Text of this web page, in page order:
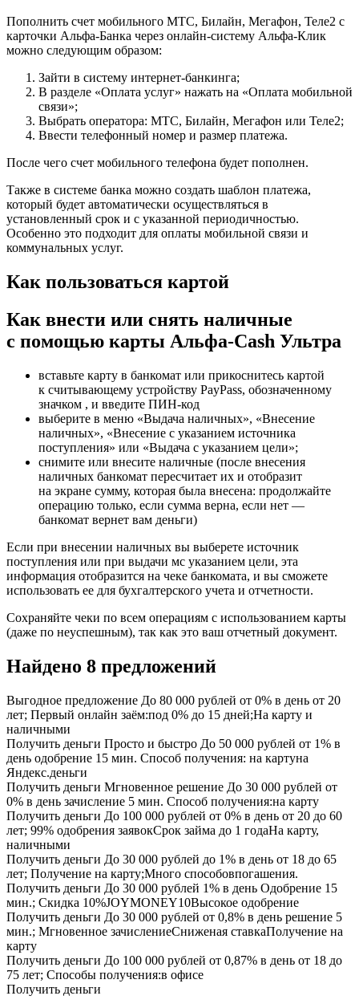
Пополнить счет мобильного МТС, Билайн, Мегафон, Теле2 с
карточки Альфа-Банка через онлайн-систему Альфа-Клик
можно следующим образом:
Зайти в систему интернет-банкинга;
В разделе «Оплата услуг» нажать на «Оплата мобильной
связи»;
Выбрать оператора: МТС, Билайн, Мегафон или Теле2;
Ввести телефонный номер и размер платежа.
После чего счет мобильного телефона будет пополнен.
Также в системе банка можно создать шаблон платежа,
который будет автоматически осуществляться в
установленный срок и с указанной периодичностью.
Особенно это подходит для оплаты мобильной связи и
коммунальных услуг.
Как пользоваться картой
Как внести или снять наличные
с помощью карты Альфа-Cash Ультра
вставьте карту в банкомат или прикоснитесь картой
к считывающему устройству PayPass, обозначенному
значком , и введите ПИН-код
выберите в меню «Выдача наличных», «Внесение
наличных», «Внесение с указанием источника
поступления» или «Выдача с указанием цели»;
снимите или внесите наличные (после внесения
наличных банкомат пересчитает их и отобразит
на экране сумму, которая была внесена: продолжайте
операцию только, если сумма верна, если нет —
банкомат вернет вам деньги)
Если при внесении наличных вы выберете источник
поступления или при выдачи мс указанием цели, эта
информация отобразится на чеке банкомата, и вы сможете
использовать ее для бухгалтерского учета и отчетности.
Сохраняйте чеки по всем операциям с использованием карты
(даже по неуспешным), так как это ваш отчетный документ.
Найдено 8 предложений
Выгодное предложение До 80 000 рублей от 0% в день от 20
лет; Первый онлайн заём:под 0% до 15 дней;На карту и
наличными
Получить деньги Просто и быстро До 50 000 рублей от 1% в
день одобрение 15 мин. Способ получения: на картуна
Яндекс.деньги
Получить деньги Мгновенное решение До 30 000 рублей от
0% в день зачисление 5 мин. Способ получения:на карту
Получить деньги До 100 000 рублей от 0% в день от 20 до 60
лет; 99% одобрения заявокСрок займа до 1 годаНа карту,
наличными
Получить деньги До 30 000 рублей до 1% в день от 18 до 65
лет; Получение на карту;Много способовпогашения.
Получить деньги До 30 000 рублей 1% в день Одобрение 15
мин.; Скидка 10%JOYMONEY10Высокое одобрение
Получить деньги До 30 000 рублей от 0,8% в день решение 5
мин.; Мгновенное зачислениеСниженая ставкаПолучение на
карту
Получить деньги До 100 000 рублей от 0,87% в день от 18 до
75 лет; Способы получения:в офисе
Получить деньги